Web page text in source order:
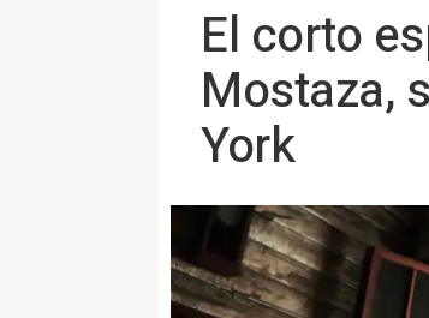
El corto
Mostaza,
York